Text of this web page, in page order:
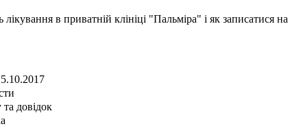
в приватній клініці "Пальміра" і як записатися
та довідок